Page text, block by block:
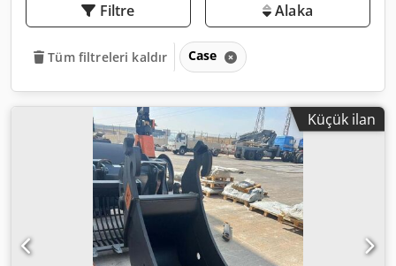
Filtre Alaka
Tüm filtreleri kaldır Case
Küçük ilan